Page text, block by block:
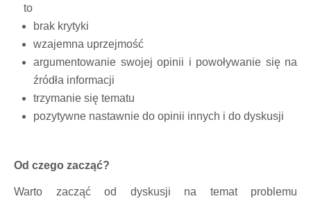
to
brak krytyki
wzajemna uprzejmość
argumentowanie swojej opinii i powoływanie się na
źródła informacji
trzymanie się tematu
pozytywne nastawnie do opinii innych i do dyskusji
Od czego zacząć?
Warto zacząć od dyskusji na temat problemu